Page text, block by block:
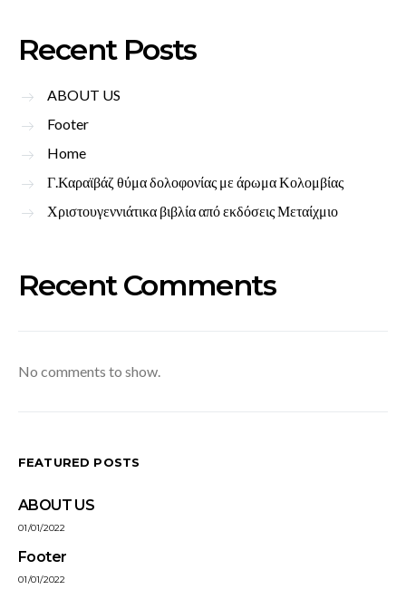
Recent Posts
ABOUT US
Footer
Home
Γ.Καραϊβάζ θύμα δολοφονίας με άρωμα Κολομβίας
Χριστουγεννιάτικα βιβλία από εκδόσεις Μεταίχμιο
Recent Comments
No comments to show.
FEATURED POSTS
ABOUT US
01/01/2022
Footer
01/01/2022